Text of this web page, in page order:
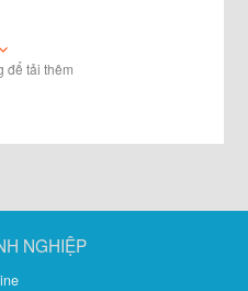
để tải thêm
NGHIỆP